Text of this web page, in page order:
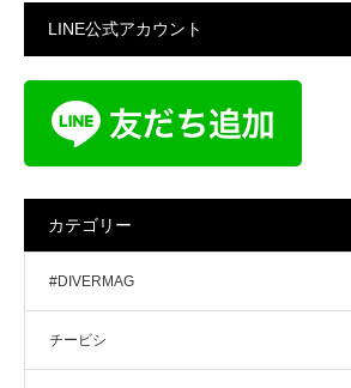
LINE公式アカウント
カテゴリー
#DIVERMAG
チービシ